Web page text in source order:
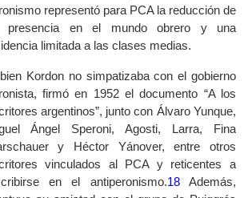
representó para PCA la reducción de
presencia en el mundo obrero y una
limitada a las clases medias.
Kordon no simpatizaba con el gobierno
firmó en 1952 el documento “A los
argentinos”, junto con Álvaro Yunque,
Ángel Speroni, Agosti, Larra, Fina
y Héctor Yánover, entre otros
vinculados al PCA y reticentes a
en el antiperonismo.18Además,